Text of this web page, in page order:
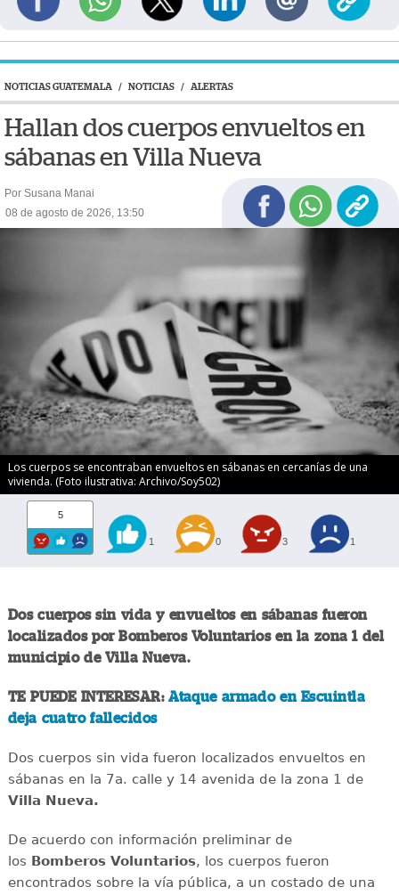
NOTICIAS GUATEMALA / NOTICIAS / ALERTAS
Hallan dos cuerpos envueltos en
sábanas en Villa Nueva
Por Susana Manai
08 de agosto de 2026, 13:50
Los cuerpos se encontraban envueltos en sábanas en cercanías de una
vivienda. (Foto ilustrativa: Archivo/Soy502)
5
1 0 3 1
Dos cuerpos sin vida y envueltos en sábanas fueron
localizados por Bomberos Voluntarios en la zona 1 del
municipio de Villa Nueva.
TE PUEDE INTERESAR:Ataque armado en Escuintla
deja cuatro fallecidos
Dos cuerpos sin vida fueron localizados envueltos en
sábanas en la 7a. calle y 14 avenida de la zona 1 de
Villa Nueva.
De acuerdo con información preliminar de
los Bomberos Voluntarios, los cuerpos fueron
encontrados sobre la vía pública, a un costado de una